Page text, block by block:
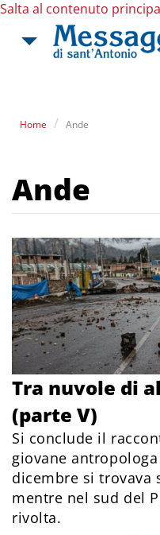
Salta al contenuto
Home Ande
Ande
Tra nuvole di
(parte V)
Si conclude il
giovane
dicembre si trovava
mentre nel sud del
rivolta.